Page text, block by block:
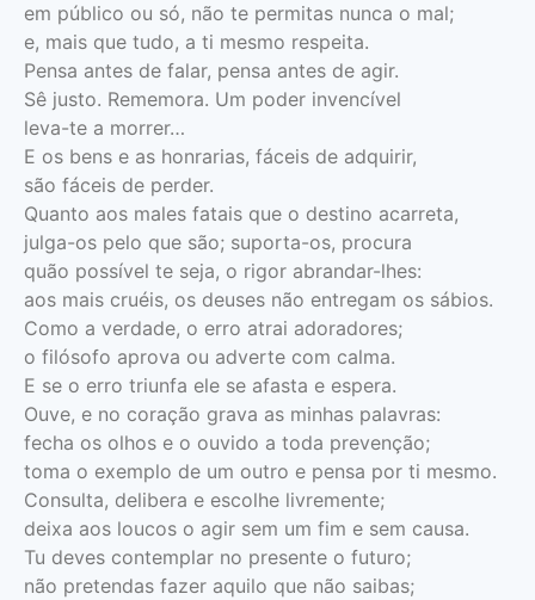
em público ou só, não te permitas nunca o mal;
e, mais que tudo, a ti mesmo respeita.
Pensa antes de falar, pensa antes de agir.
Sê justo. Rememora. Um poder invencível
leva-te a morrer…
E os bens e as honrarias, fáceis de adquirir,
são fáceis de perder.
Quanto aos males fatais que o destino acarreta,
julga-os pelo que são; suporta-os, procura
quão possível te seja, o rigor abrandar-lhes:
aos mais cruéis, os deuses não entregam os sábios.
Como a verdade, o erro atrai adoradores;
o filósofo aprova ou adverte com calma.
E se o erro triunfa ele se afasta e espera.
Ouve, e no coração grava as minhas palavras:
fecha os olhos e o ouvido a toda prevenção;
toma o exemplo de um outro e pensa por ti mesmo.
Consulta, delibera e escolhe livremente;
deixa aos loucos o agir sem um fim e sem causa.
Tu deves contemplar no presente o futuro;
não pretendas fazer aquilo que não saibas;